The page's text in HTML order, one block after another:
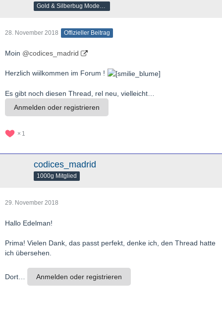
28. November 2018 Offizieller Beitrag
Moin @codices_madrid
Herzlich wiilkommen im Forum !
Es gibt noch diesen Thread, rel neu, vielleicht…
Anmelden oder registrieren
1
codices_madrid
1000g Mitglied
29. November 2018
Hallo Edelman!
Prima! Vielen Dank, das passt perfekt, denke ich, den Thread hatte
ich übersehen.
Dort… Anmelden oder registrieren